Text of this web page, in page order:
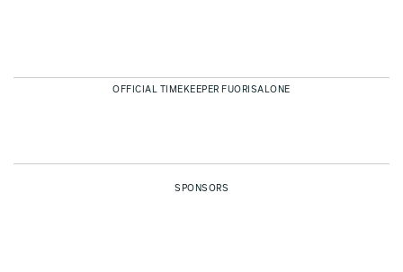
OFFICIAL TIMEKEEPER FUORISALONE
SPONSORS